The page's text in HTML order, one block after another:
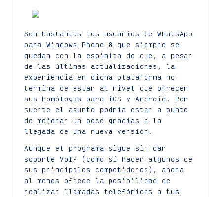
Son bastantes los usuarios de WhatsApp
para Windows Phone 8 que siempre se
quedan con la espinita de que, a pesar
de las últimas actualizaciones, la
experiencia en dicha plataforma no
termina de estar al nivel que ofrecen
sus homólogas para iOS y Android. Por
suerte el asunto podría estar a punto
de mejorar un poco gracias a la
llegada de una nueva versión.
Aunque el programa sigue sin dar
soporte VoIP (como sí hacen algunos de
sus principales competidores), ahora
al menos ofrece la posibilidad de
realizar llamadas telefónicas a tus